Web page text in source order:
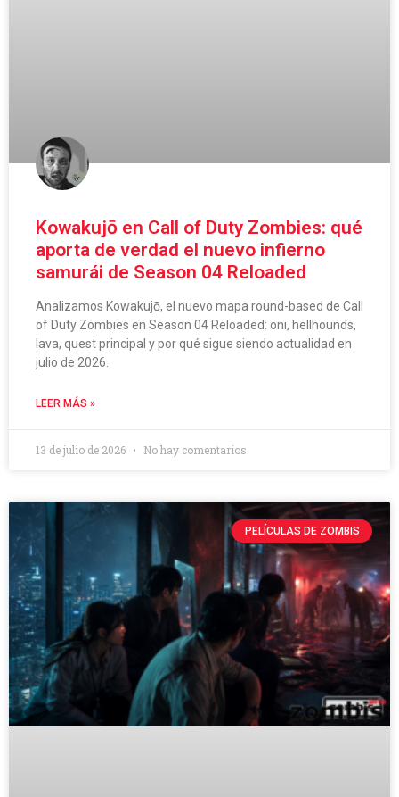
Kowakujō en Call of Duty Zombies: qué
aporta de verdad el nuevo infierno
samurái de Season 04 Reloaded
Analizamos Kowakujō, el nuevo mapa round-based de Call
of Duty Zombies en Season 04 Reloaded: oni, hellhounds,
lava, quest principal y por qué sigue siendo actualidad en
julio de 2026.
LEER MÁS »
13 de julio de 2026 No hay comentarios
PELÍCULAS DE ZOMBIS